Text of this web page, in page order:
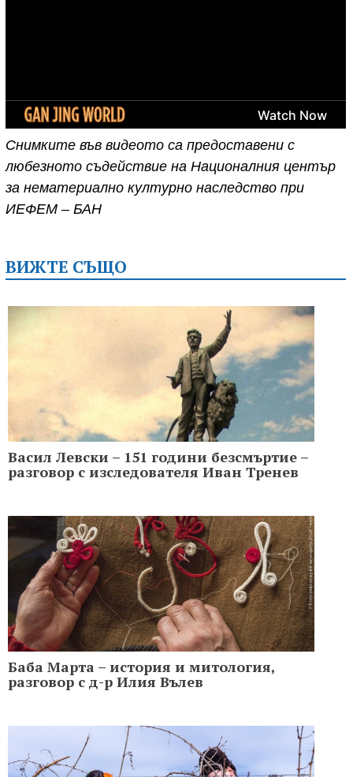
Снимките във видеото са предоставени с
любезното съдействие на Националния център
за нематериално културно наследство при
ИЕФЕМ – БАН
ВИЖТЕ СЪЩО
Васил Левски – 151 години безсмъртие –
разговор с изследователя Иван Тренев
Баба Марта – история и митология,
разговор с д-р Илия Вълев